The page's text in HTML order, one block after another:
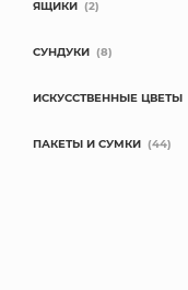
ЯЩИКИ (2)
СУНДУКИ (8)
ИСКУССТВЕННЫЕ ЦВЕТЫ
ПАКЕТЫ И СУМКИ (44)